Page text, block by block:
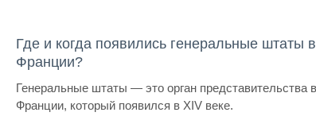
Где и когда появились генеральные штаты
Франции?
Генеральные штаты — это орган представительства
Франции, который появился в XIV веке.